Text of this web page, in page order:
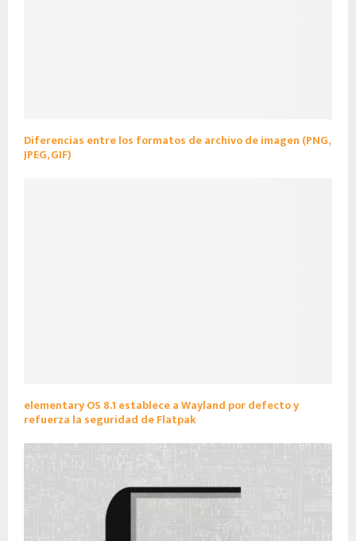
Diferencias entre los formatos de archivo de imagen (PNG,
JPEG, GIF)
elementary OS 8.1 establece a Wayland por defecto y
refuerza la seguridad de Flatpak